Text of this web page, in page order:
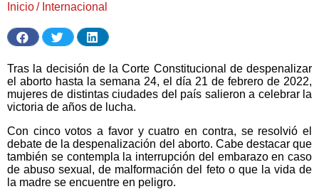
Inicio/ Internacional
Tras la decisión de la Corte Constitucional de despenalizar
el aborto hasta la semana 24, el día 21 de febrero de 2022,
mujeres de distintas ciudades del país salieron a celebrar la
victoria de años de lucha.
Con cinco votos a favor y cuatro en contra, se resolvió el
debate de la despenalización del aborto. Cabe destacar que
también se contempla la interrupción del embarazo en caso
de abuso sexual, de malformación del feto o que la vida de
la madre se encuentre en peligro.